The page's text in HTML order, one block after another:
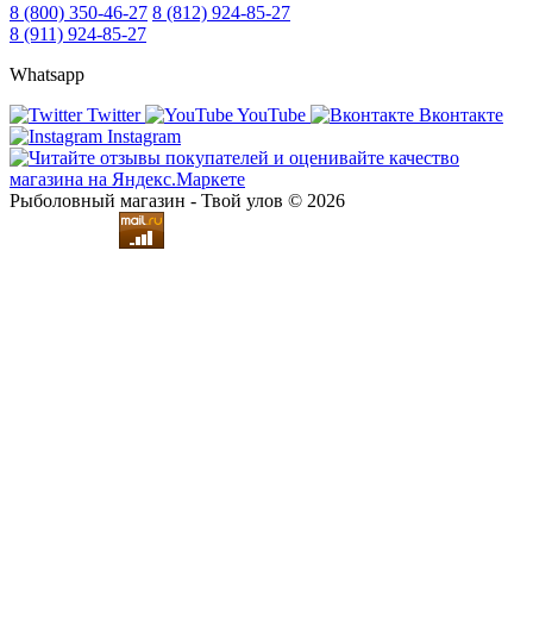
8 (800) 350-46-27 8 (812) 924-85-27
8 (911) 924-85-27
Whatsapp
Twitter
YouTube
Вконтакте
Instagram
Рыболовный магазин - Твой улов © 2026